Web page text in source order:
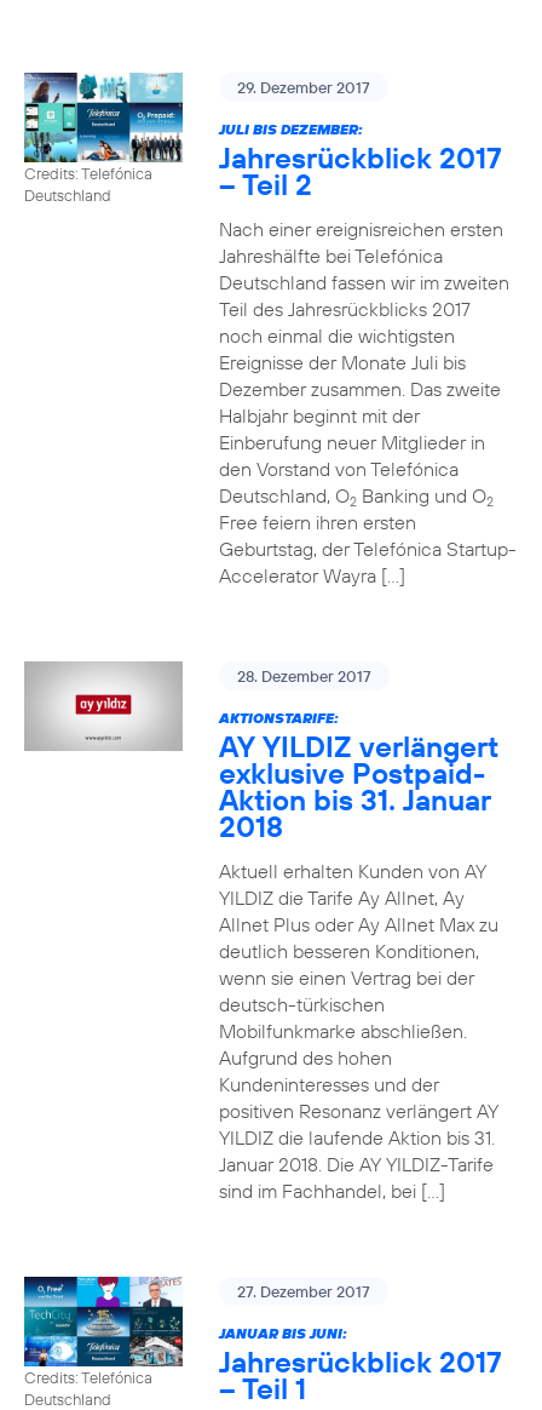
Credits: Telefónica
Deutschland
29. Dezember 2017
JULI BIS DEZEMBER:
Jahresrückblick 2017
– Teil 2
Nach einer ereignisreichen ersten
Jahreshälfte bei Telefónica
Deutschland fassen wir im zweiten
Teil des Jahresrückblicks 2017
noch einmal die wichtigsten
Ereignisse der Monate Juli bis
Dezember zusammen. Das zweite
Halbjahr beginnt mit der
Einberufung neuer Mitglieder in
den Vorstand von Telefónica
Deutschland, O2Banking und O2
Free feiern ihren ersten
Geburtstag, der Telefónica Startup-
Accelerator Wayra […]
28. Dezember 2017
AKTIONSTARIFE:
AY YILDIZ verlängert
exklusive Postpaid-
Aktion bis 31. Januar
2018
Aktuell erhalten Kunden von AY
YILDIZ die Tarife Ay Allnet, Ay
Allnet Plus oder Ay Allnet Max zu
deutlich besseren Konditionen,
wenn sie einen Vertrag bei der
deutsch-türkischen
Mobilfunkmarke abschließen.
Aufgrund des hohen
Kundeninteresses und der
positiven Resonanz verlängert AY
YILDIZ die laufende Aktion bis 31.
Januar 2018. Die AY YILDIZ-Tarife
sind im Fachhandel, bei […]
Credits: Telefónica
Deutschland
27. Dezember 2017
JANUAR BIS JUNI:
Jahresrückblick 2017
– Teil 1